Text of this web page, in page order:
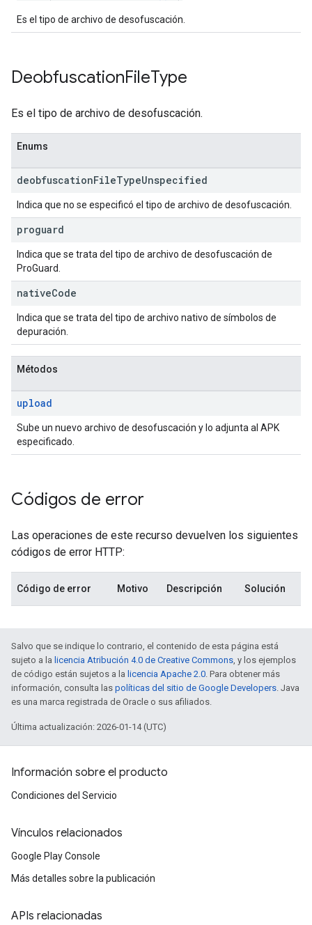
Es el tipo de archivo de desofuscación.
DeobfuscationFileType
Es el tipo de archivo de desofuscación.
Enums
deobfuscationFileTypeUnspecified
Indica que no se especificó el tipo de archivo de desofuscación.
proguard
Indica que se trata del tipo de archivo de desofuscación de
ProGuard.
nativeCode
Indica que se trata del tipo de archivo nativo de símbolos de
depuración.
Métodos
upload
Sube un nuevo archivo de desofuscación y lo adjunta al APK
especificado.
Códigos de error
Las operaciones de este recurso devuelven los siguientes
códigos de error HTTP:
Código de error Motivo Descripción Solución
Salvo que se indique lo contrario, el contenido de esta página está
sujeto a la licencia Atribución 4.0 de Creative Commons, y los ejemplos
de código están sujetos a la licencia Apache 2.0. Para obtener más
información, consulta las políticas del sitio de Google Developers. Java
es una marca registrada de Oracle o sus afiliados.
Última actualización: 2026-01-14 (UTC)
Información sobre el producto
Condiciones del Servicio
Vínculos relacionados
Google Play Console
Más detalles sobre la publicación
APIs relacionadas